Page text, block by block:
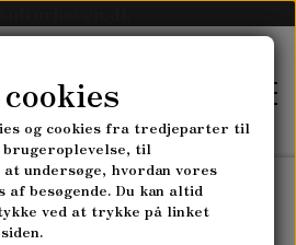
FORSIDE
og cookies fra tredjeparter til
til
undersøge, hvordan vores
af besøgende. Du kan altid
ved at trykke på linket